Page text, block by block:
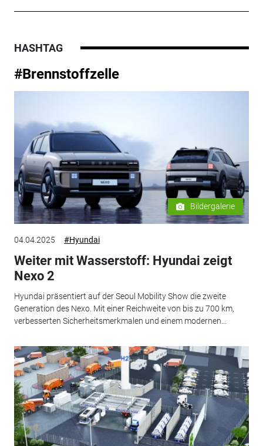
HASHTAG
#Brennstoffzelle
Bildergalerie
04.04.2025 #Hyundai
Weiter mit Wasserstoff: Hyundai zeigt
Nexo 2
Hyundai präsentiert auf der Seoul Mobility Show die zweite
Generation des Nexo. Mit einer Reichweite von bis zu 700 km,
verbesserten Sicherheitsmerkmalen und einem modernen...